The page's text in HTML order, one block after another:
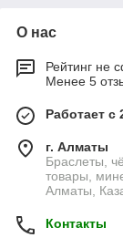
О нас
Рейтинг не
Менее 5
Работает с
г. Алматы
Браслеты,
товары,
Алматы,
Контакты